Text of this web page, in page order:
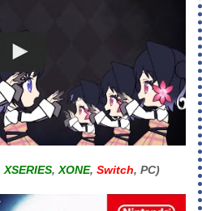
XSERIES, XONE, Switch, PC)